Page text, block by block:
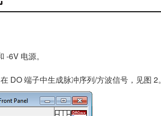
6V 电源。
DO 端子中生成脉冲序列/方波信号，见图 2。